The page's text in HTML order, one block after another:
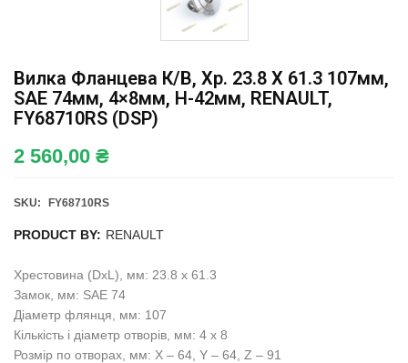
Вилка Фланцева К/в, Хр. 23.8 X 61.3 107мм,
SAE 74мм, 4×8мм, H-42мм, RENAULT,
FY68710RS (DSP)
2 560,00 ₴
SKU: FY68710RS
PRODUCT BY: RENAULT
Хрестовина (DxL), мм: 23.8 x 61.3
Замок, мм: SAE 74
Діаметр флянця, мм: 107
Кількість і діаметр отворів, мм: 4 x 8
Розмір по отворах, мм: X – 64, Y – 64, Z – 91